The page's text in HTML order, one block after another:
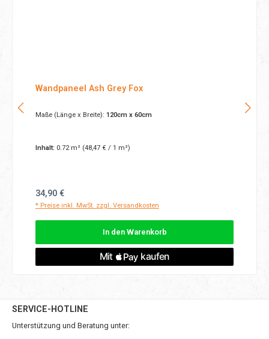
Wandpaneel Ash Grey Fox
Maße (Länge x Breite): 120cm x 60cm
Inhalt: 0.72 m² (48,47 € / 1 m²)
Regulärer Preis:
34,90 €
* Preise inkl. MwSt. zzgl. Versandkosten
In den Warenkorb
SERVICE-HOTLINE
Unterstützung und Beratung unter: